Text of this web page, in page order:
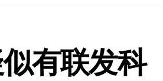
有联发科